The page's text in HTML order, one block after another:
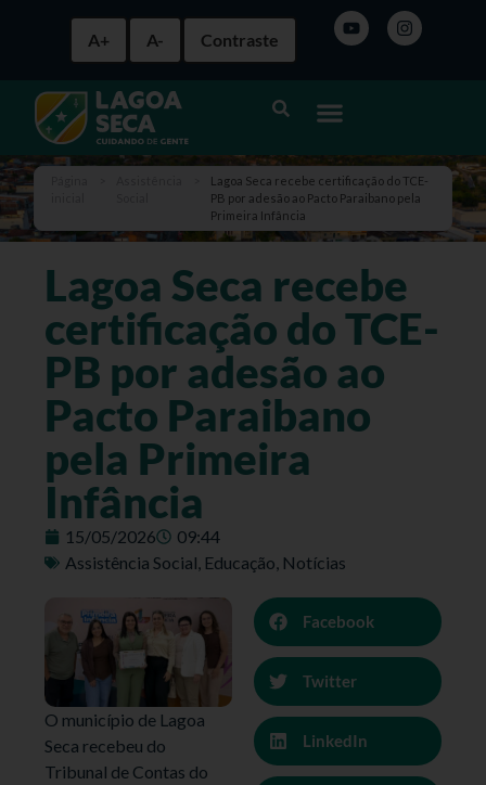
A+ A- Contraste
Lagoa Seca recebe certificação do TCE-
PB por adesão ao Pacto Paraibano pela
Primeira Infância
Lagoa Seca recebe
certificação do TCE-
PB por adesão ao
Pacto Paraibano
pela Primeira
Infância
15/05/2026
09:44
Assistência Social, Educação, Notícias
O município de Lagoa
Seca recebeu do
Tribunal de Contas do
Facebook
Twitter
LinkedIn